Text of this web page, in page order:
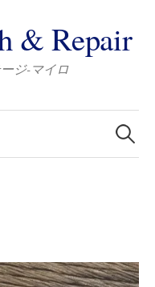
& Repair
ジ-マイロ
検
索: